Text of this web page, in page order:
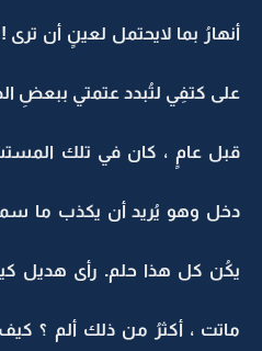
أنهارُ بما لايحتمل لعينٍ أن
على كتفِي لتُبدد عتمتي ببعضِ
قبل عامٍ ، كان في تلك
دخل وهو يُريد أن يكذب ما
يكُن كل هذا حلم. رأى هديل
ماتت ، أكثرُ من ذلك ألم ؟